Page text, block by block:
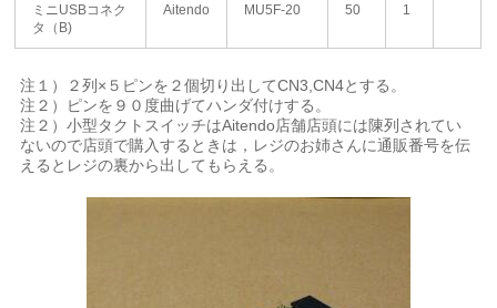
ミニUSBコネク
タ（B)
Aitendo MU5F-20 50 1
注１）２列×５ピンを２個切り出してCN3,CN4とする。
注２）ピンを９０度曲げてハンダ付けする。
注２）小型タクトスイッチはAitendo店舗店頭には陳列されてい
ないので店頭で購入するときは，レジのお姉さんに通販番号を伝
えるとレジの裏から出してもらえる。